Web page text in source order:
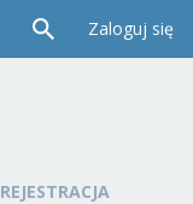
Zaloguj się
REJESTRACJA